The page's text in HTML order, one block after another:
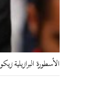
الأسطورة البرازيلية زيكو